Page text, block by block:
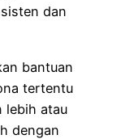
dan
bantuan
tertentu
lebih atau
dengan